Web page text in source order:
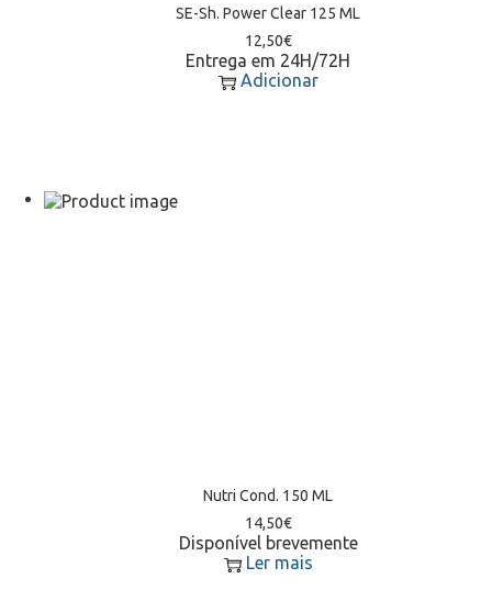
SE-Sh. Power Clear 125 ML
12,50€
Entrega em 24H/72H
Adicionar
Nutri Cond. 150 ML
14,50€
Disponível brevemente
Ler mais